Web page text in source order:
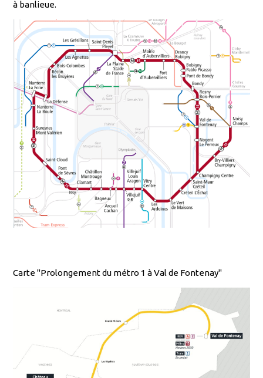
à banlieue.
Carte "Prolongement du métro 1 à Val de Fontenay"